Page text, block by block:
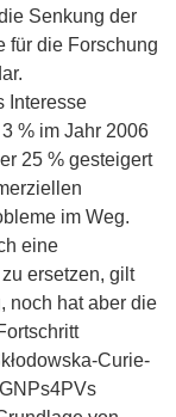
Senkung der
für die Forschung
Interesse
% im Jahr 2006
25 % gesteigert
im Weg.
eine
ersetzen, gilt
noch hat aber die
Curie-